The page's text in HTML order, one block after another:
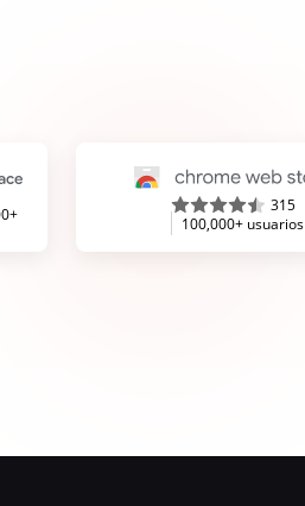
315
100,000+ usuarios